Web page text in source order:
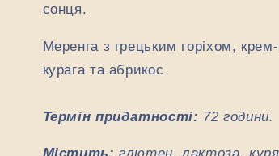
сонця.
Меренга з грецьким горіхом,
курага та абрикос
Термін придатності: 72 години.